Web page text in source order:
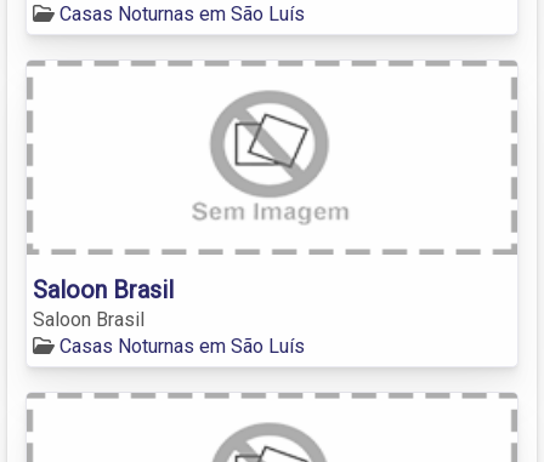
Casas Noturnas em São Luís
Saloon Brasil
Saloon Brasil
Casas Noturnas em São Luís